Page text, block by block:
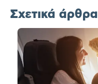
Σχετικά άρθρα